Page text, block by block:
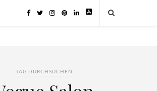
TAG DURCHSUCHEN